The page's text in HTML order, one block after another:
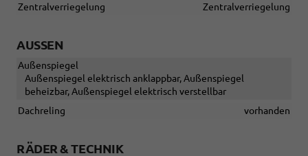
Zentralverriegelung
Zentralverriegelung
AUSSEN
Außenspiegel
Außenspiegel elektrisch anklappbar, Außenspiegel
beheizbar, Außenspiegel elektrisch verstellbar
Dachreling
vorhanden
RÄDER & TECHNIK